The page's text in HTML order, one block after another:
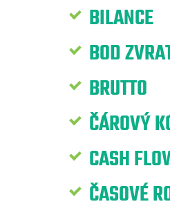
BILANCE
BOD
BRUTTO
ČÁROVÝ
CASH
ČASOVÉ